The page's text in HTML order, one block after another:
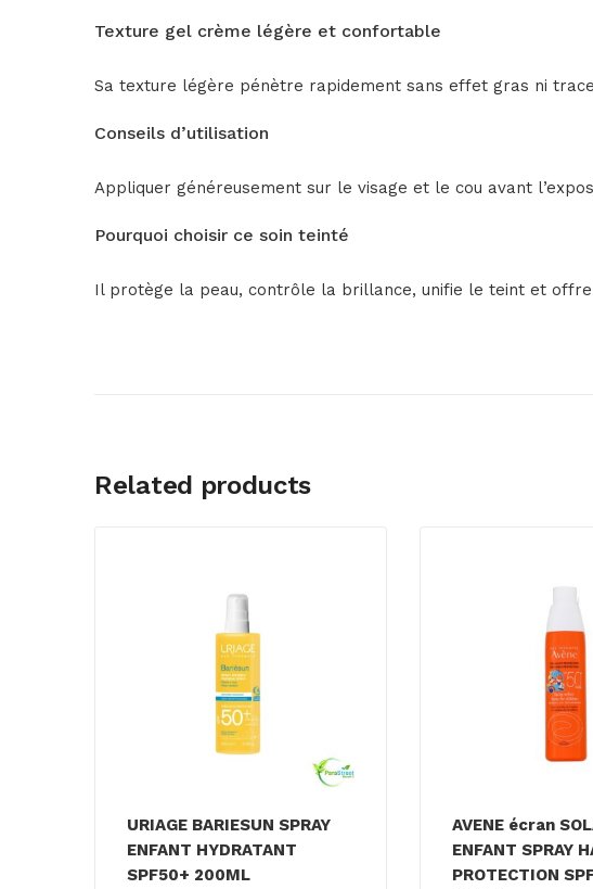
Texture gel crème légère et confortable
Sa texture légère pénètre rapidement sans effet gras ni
Conseils d’utilisation
Appliquer généreusement sur le visage et le cou avant
Pourquoi choisir ce soin teinté
Il protège la peau, contrôle la brillance, unifie le teint et
Related products
URIAGE BARIESUN SPRAY
ENFANT HYDRATANT
SPF50+ 200ML
AVENE écran
ENFANT SPRAY
PROTECTION